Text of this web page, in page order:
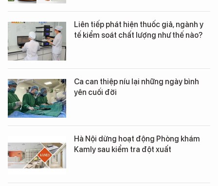
Liên tiếp phát hiện thuốc giả, ngành y
tế kiểm soát chất lượng như thế nào?
Ca can thiệp níu lại những ngày bình
yên cuối đời
Hà Nội dừng hoạt động Phòng khám
Kamly sau kiểm tra đột xuất